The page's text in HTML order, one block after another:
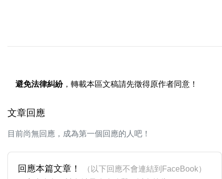
避免法律糾紛，轉載本區文稿請先徵得原作者同意！
文章回應
目前尚無回應，成為第一個回應的人吧！
回應本篇文章！
（以下回應不會連結到FaceBook）